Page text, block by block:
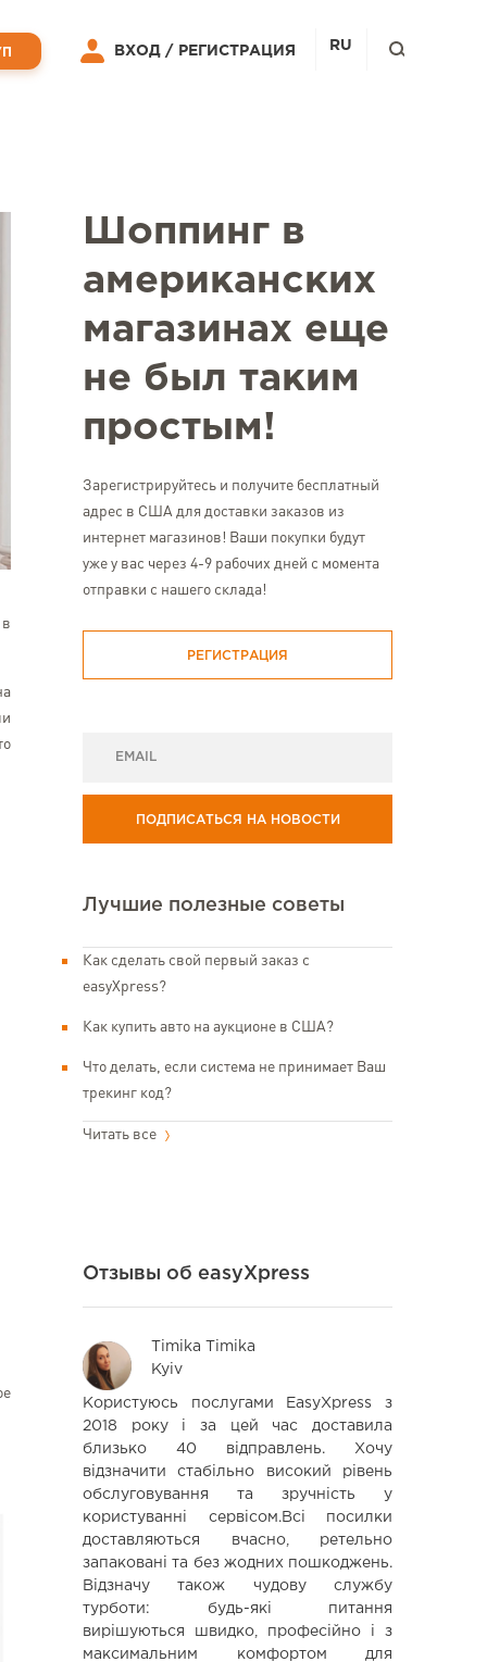
Шоппинг в
американских
магазинах еще
не был таким
простым!
Зарегистрируйтесь и получите бесплатный
адрес в США для доставки заказов из
интернет магазинов! Ваши покупки будут
уже у вас через 4-9 рабочих дней с момента
отправки с нашего склада!
РЕГИСТРАЦИЯ
ПОДПИСАТЬСЯ НА НОВОСТИ
Лучшие полезные советы
Как сделать свой первый заказ с
easyXpress?
Как купить авто на аукционе в США?
Что делать, если система не принимает Ваш
трекинг код?
Читать все
Отзывы об easyXpress
Timika Timika
Kyiv
Користуюсь послугами EasyXpress з
2018 року і за цей час доставила
близько 40 відправлень. Хочу
відзначити стабільно високий рівень
обслуговування та зручність у
користуванні сервісом.Всі посилки
доставляються вчасно, ретельно
запаковані та без жодних пошкоджень.
Відзначу також чудову службу
турботи: будь-які питання
вирішуються швидко, професійно і з
максимальним комфортом для
ВХОД / РЕГИСТРАЦИЯ RU